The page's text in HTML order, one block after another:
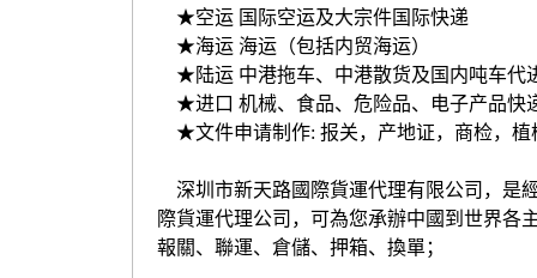
★空运 国际空运及大宗件国际快递
★海运 海运（包括内贸海运）
★陆运 中港拖车、中港散货及国内吨车代
★进口 机械、食品、危险品、电子产品快
★文件申请制作: 报关，产地证，商检，植
深圳市新天路國際貨運代理有限公司，是
際貨運代理公司，可為您承辦中國到世界各
報關、聯運、倉儲、押箱、換單；